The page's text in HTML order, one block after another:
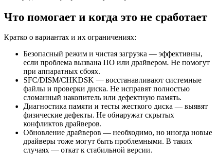
Что помогает и когда это не сработает
Кратко о вариантах и их ограничениях:
Безопасный режим и чистая загрузка — эффективны,
если проблема вызвана ПО или драйвером. Не помогут
при аппаратных сбоях.
SFC/DISM/CHKDSK — восстанавливают системные
файлы и проверки диска. Не исправят полностью
сломанный накопитель или дефектную память.
Диагностика памяти и тесты жесткого диска — выявят
физические дефекты. Не обнаружат скрытых
конфликтов драйверов.
Обновление драйверов — необходимо, но иногда новые
драйверы тоже могут быть проблемными. В таких
случаях — откат к стабильной версии.